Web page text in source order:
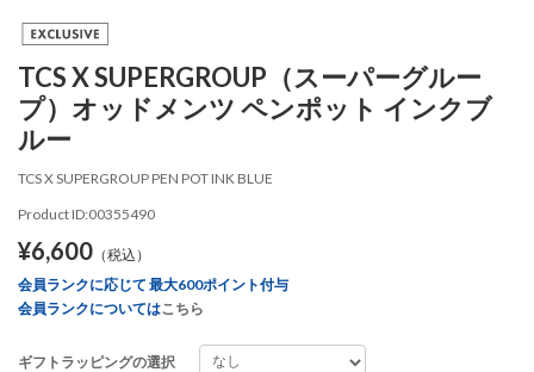
TCS X SUPERGROUP（スーパーグルー
プ）オッドメンツ ペンポット インクブ
ルー
TCS X SUPERGROUP PEN POT INK BLUE
Product ID:00355490
¥6,600 （税込）
会員ランクに応じて 最大600ポイント付与
会員ランクについてはこちら
ギフトラッピングの選択